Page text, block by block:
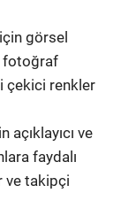
görsel
fotoğraf
çekici renkler
ve
faydalı
ve takipçi